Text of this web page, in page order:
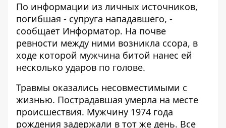
По информации из личных источников,
погибшая - супруга нападавшего, -
сообщает Информатор. На почве
ревности между ними возникла ссора, в
ходе которой мужчина битой нанес ей
несколько ударов по голове.
Травмы оказались несовместимыми с
жизнью. Пострадавшая умерла на месте
происшествия. Мужчину 1974 года
рождения задержали в тот же день. Все